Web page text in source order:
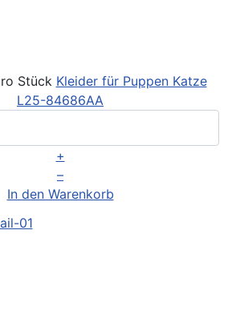
Stück Kleider für Puppen Katze
L25-84686AA
+
–
In den Warenkorb